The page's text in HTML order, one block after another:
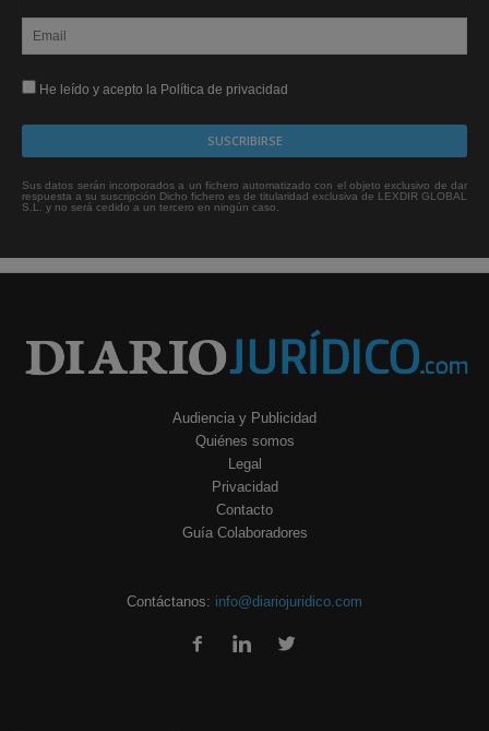
He leído y acepto la Política de privacidad
Sus datos serán incorporados a un fichero automatizado con el objeto exclusivo de dar
respuesta a su suscripción Dicho fichero es de titularidad exclusiva de LEXDIR GLOBAL
S.L. y no será cedido a un tercero en ningún caso.
Audiencia y Publicidad
Quiénes somos
Legal
Privacidad
Contacto
Guía Colaboradores
Contáctanos: info@diariojuridico.com